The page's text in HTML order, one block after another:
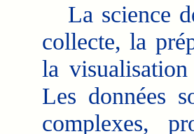
La science
collecte, la
la
Les données
complexes,